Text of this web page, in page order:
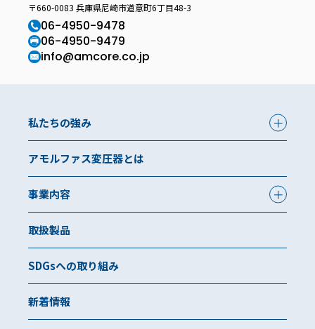
〒660-0083 兵庫県尼崎市道意町6丁目48-3
06-4950-9478
06-4950-9479
info@amcore.co.jp
私たちの強み
アモルファス変圧器とは
事業内容
取扱製品
SDGsへの取り組み
新着情報